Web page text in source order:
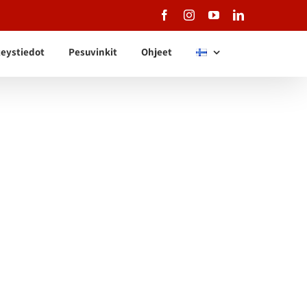
FacebookInstagramYouTubeLinkedIn
Pesuvinkit Ohjeet